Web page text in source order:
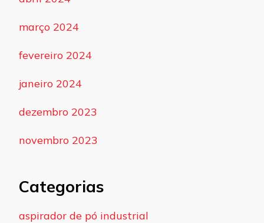
março 2024
fevereiro 2024
janeiro 2024
dezembro 2023
novembro 2023
Categorias
aspirador de pó industrial